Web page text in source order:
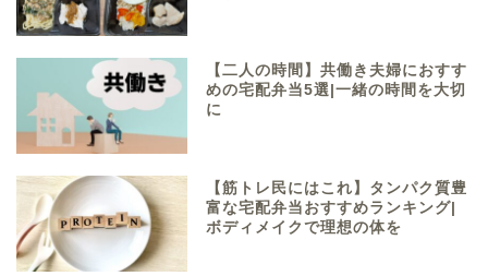
【二人の時間】共働き夫婦におすす
めの宅配弁当5選|一緒の時間を大切
に
【筋トレ民にはこれ】タンパク質豊
富な宅配弁当おすすめランキング|
ボディメイクで理想の体を